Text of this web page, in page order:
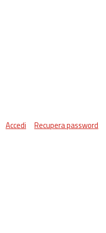
Accedi Recupera password